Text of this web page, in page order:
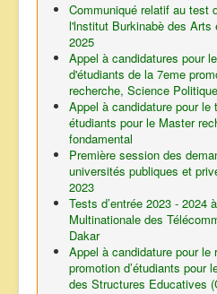
Communiqué relatif au test
l'lnstitut Burkinabè des
2025
Appel à candidatures pour
d'étudiants de la 7eme
recherche, Science Politique
Appel à candidature pour
étudiants pour le Master
fondamental
Première session des
universités publiques et
2023
Tests d’entrée 2023 - 2024
Multinationale des
Dakar
Appel à candidature pour le
promotion d’étudiants pour
des Structures Educatives